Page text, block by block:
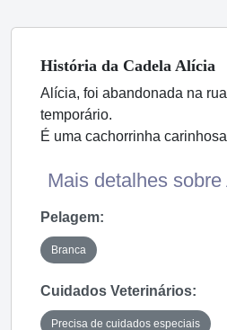
História da Cadela Alícia
Alícia, foi abandonada na
temporário.
É uma cachorrinha
Mais detalhes sobre
Pelagem:
Branca
Cuidados Veterinários:
Precisa de cuidados especiais